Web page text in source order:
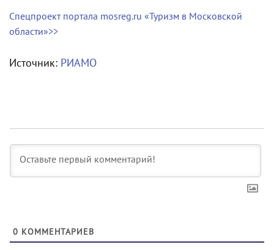
Спецпроект портала mosreg.ru «Туризм в Московской
области»>>
Источник: РИАМО
0 КОММЕНТАРИЕВ